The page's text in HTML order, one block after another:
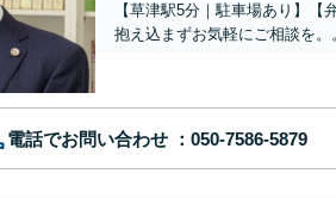
【草津駅5分｜駐車場あり】
抱え込まずお気軽にご相談を
電話でお問い合わせ